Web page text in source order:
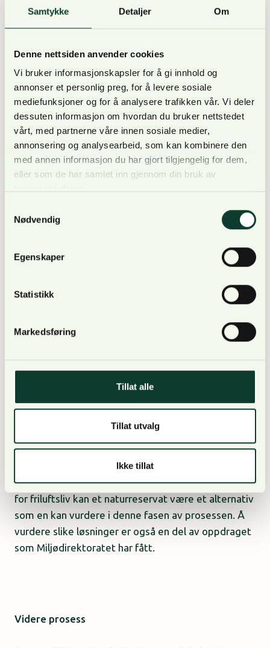
Samtykke Detaljer Om
Denne nettsiden anvender cookies
Vi bruker informasjonskapsler for å gi innhold og
annonser et personlig preg, for å levere sosiale
mediefunksjoner og for å analysere trafikken vår. Vi deler
dessuten informasjon om hvordan du bruker nettstedet
vårt, med partnerne våre innen sosiale medier,
annonsering og analysearbeid, som kan kombinere den
med annen informasjon du har gjort tilgjengelig for dem,
eller som de har samlet inn gjennom din bruk av
Nødvendig
Egenskaper
Statistikk
Markedsføring
Tillat alle
Tillat utvalg
Ikke tillat
med vern av et naturreservat på 8.8 km vest
foreslås også her vernet som del av
nasjonalparken.
Et område på 43,2 km2 tilsvarende alternativ 2
vernes som naturreservat og det opprettes
ikke en nasjonalpark i Østmarka.
utredet i Statsforvalterens høringsforslag, og er
alternativet som Statsforvalterens foretrekker. Det
kombinasjon med naturreservat. I tillegg mener
med bare naturreservat som verneform.
Områder som vernes som nasjonalpark skal være
hvor stor en nasjonalpark i Østmarka kan bli.
For å ta vare på verneverdiene og også sikre arealer
for friluftsliv kan et naturreservat være et alternativ
som en kan vurdere i denne fasen av prosessen. Å
vurdere slike løsninger er også en del av oppdraget
som Miljødirektoratet har fått.
Videre prosess